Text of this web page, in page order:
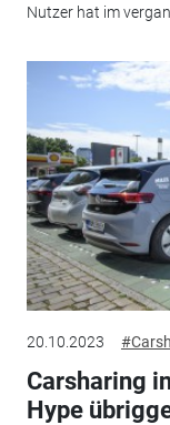
Nutzer hat im
20.10.2023
Carsharing
Hype